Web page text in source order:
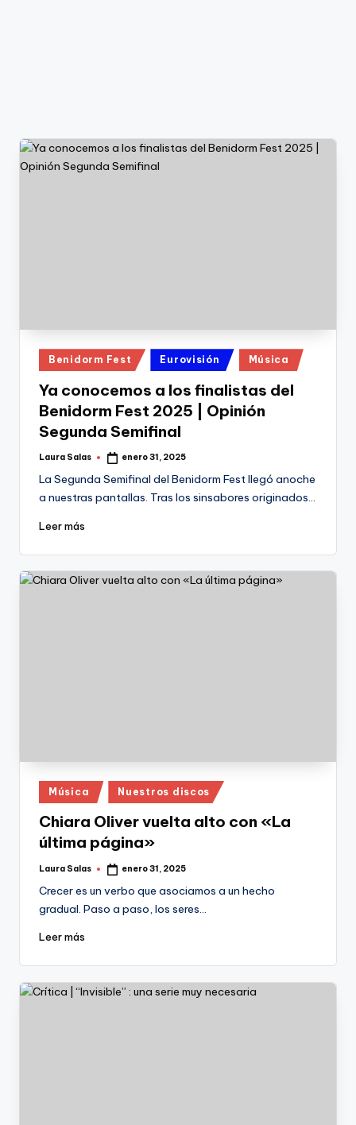
Publicado
en
Benidorm Fest Eurovisión Música
Ya conocemos a los finalistas del
Benidorm Fest 2025 | Opinión
Segunda Semifinal
Publicado
Laura Salas enero 31, 2025
La Segunda Semifinal del Benidorm Fest llegó anoche
a nuestras pantallas. Tras los sinsabores originados…
Leer más
Publicado
en
Música Nuestros discos
Chiara Oliver vuelta alto con «La
última página»
Publicado
Laura Salas enero 31, 2025
Crecer es un verbo que asociamos a un hecho
gradual. Paso a paso, los seres…
Leer más